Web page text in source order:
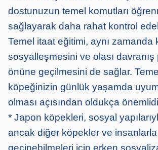
dostunuzun temel komutları
sağlayarak daha rahat kontrol
Temel itaat eğitimi, aynı zamanda
sosyalleşmesini ve olası
önüne geçilmesini de sağlar.
köpeğinizin günlük yaşamda
olması açısından oldukça
* Japon köpekleri, sosyal
ancak diğer köpekler ve
geçinebilmeleri için erken